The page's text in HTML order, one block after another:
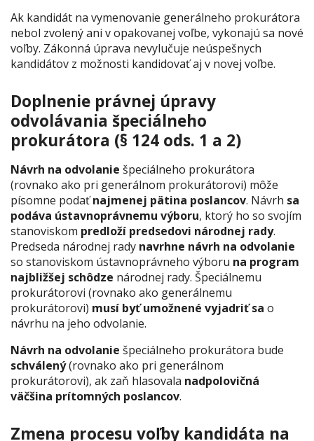
Ak kandidát na vymenovanie generálneho prokurátora
nebol zvolený ani v opakovanej voľbe, vykonajú sa nové
voľby. Zákonná úprava nevylučuje neúspešnych
kandidátov z možnosti kandidovať aj v novej voľbe.
Doplnenie právnej úpravy
odvolávania špeciálneho
prokurátora (§ 124 ods. 1 a 2)
Návrh na odvolanie špeciálneho prokurátora
(rovnako ako pri generálnom prokurátorovi) môže
písomne podaťnajmenej pätina poslancov. Návrh sa
podáva ústavnoprávnemu výboru, ktorý ho so svojím
stanoviskom predloží predsedovi národnej rady.
Predseda národnej rady navrhne návrh na odvolanie
so stanoviskom ústavnoprávneho výboru na program
najbližšej schôdze národnej rady. Špeciálnemu
prokurátorovi (rovnako ako generálnemu
prokurátorovi) musí byť umožnené vyjadriť sa o
návrhu na jeho odvolanie.
Návrh na odvolanie špeciálneho prokurátora bude
schválený(rovnako ako pri generálnom
prokurátorovi), ak zaň hlasovala nadpolovičná
väčšina prítomných poslancov.
Zmena procesu voľby kandidáta na